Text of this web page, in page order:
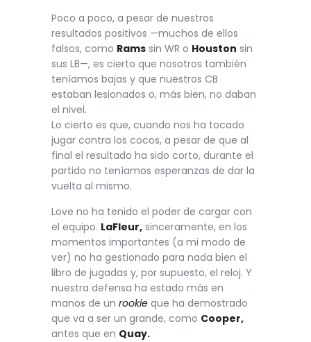
Poco a poco, a pesar de nuestros
resultados positivos —muchos de ellos
falsos, como Rams sin WR o Houston sin
sus LB—, es cierto que nosotros también
teníamos bajas y que nuestros CB
estaban lesionados o, más bien, no daban
el nivel.
Lo cierto es que, cuando nos ha tocado
jugar contra los cocos, a pesar de que al
final el resultado ha sido corto, durante el
partido no teníamos esperanzas de dar la
vuelta al mismo.
Love no ha tenido el poder de cargar con
el equipo. LaFleur, sinceramente, en los
momentos importantes (a mi modo de
ver) no ha gestionado para nada bien el
libro de jugadas y, por supuesto, el reloj. Y
nuestra defensa ha estado más en
manos de un rookie que ha demostrado
que va a ser un grande, como Cooper,
antes que en Quay.